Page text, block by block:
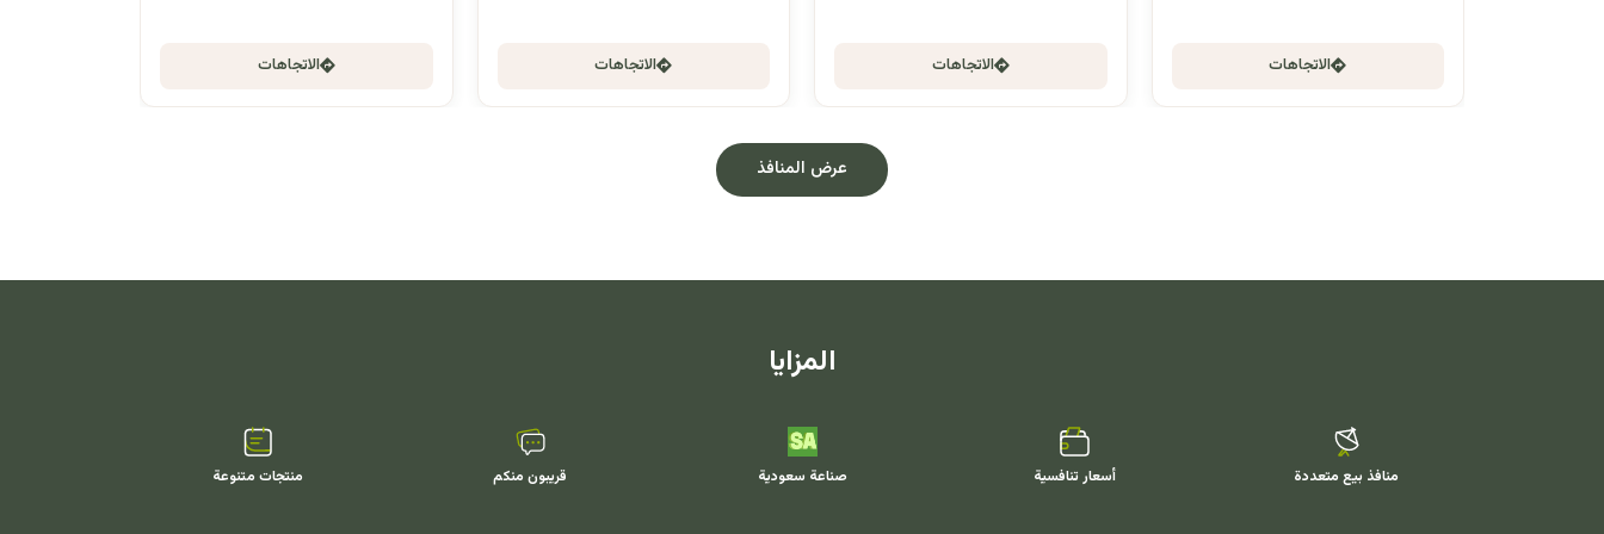
الاتجاهات الاتجاهات الاتجاهات الاتجاهات
عرض المنافذ
المزايا
منافذ بيع متعددة أسعار تنافسية صناعة سعودية قريبون منكم منتجات متنوعة